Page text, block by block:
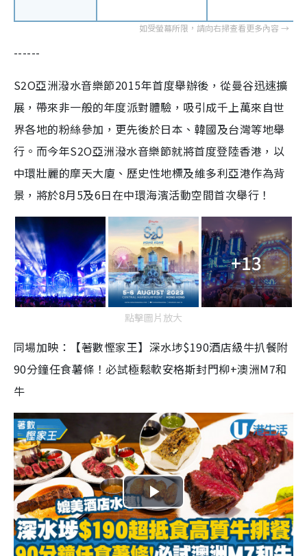
------
S2O亞洲潑水音樂節2015年首度舉辦後，從曼谷迅速擴
展，帶來非一般的年度派對體驗，吸引成千上萬來自世
界各地的粉絲參加，更先後於日本、韓國及台灣等地舉
行。而今年S2O亞洲潑水音樂節就將首度登陸香港，以
中環壯麗的摩天大廈、歷史性地標及維多利亞港作為背
景，將於8月5及6日在中環海濱活動空間首次舉行！
+13
點擊圖片放大
同場加映：【著數慳家王】深水埗$190酒店級牛扒餐附
90分鐘任食薯條！必試極鬆軟安格斯封門柳+澳洲M7和
牛
P
l